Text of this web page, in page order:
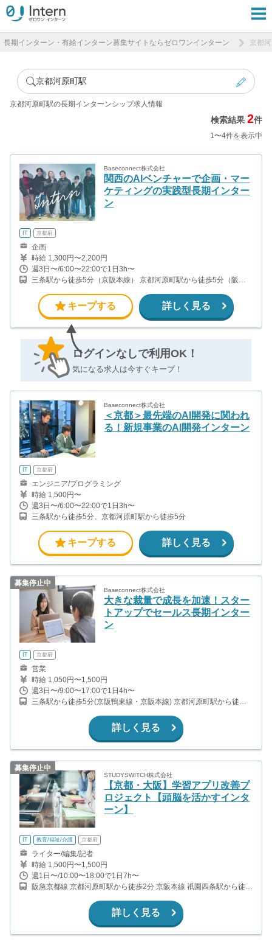
長期インターン・有給インターン募集サイトならゼロワンインターン 京都
京都河原町駅
京都河原町駅の長期インターンシップ求人情報
検索結果2件
1〜4件を表示中
Baseconnect株式会社
関西のAIベンチャーで企画・マー
ケティングの実践型長期インター
ン
IT 京都府
企画
時給 1,300円〜2,200円
週3日〜/6:00〜22:00で1日3h〜
三条駅から徒歩5分（京阪本線） 京都河原町駅から徒歩5分（阪急
キープする 詳しく見る
ログインなしで利用OK！
気になる求人は今すぐキープ！
Baseconnect株式会社
＜京都＞最先端のAI開発に関われ
る！新規事業のAI開発インターン
IT 京都府
エンジニア/プログラミング
時給 1,500円〜
週3日〜/6:00〜22:00で1日3h〜
三条駅から徒歩5分、京都河原町駅から徒歩5分
キープする 詳しく見る
募集停止中
Baseconnect株式会社
大きな裁量で成長を加速！スター
トアップでセールス長期インター
ン
IT 京都府
営業
時給 1,050円〜1,500円
週3日〜/9:00〜17:00で1日4h〜
三条駅から徒歩5分(京阪鴨東線・京阪本線) 京都河原町駅から徒歩5
詳しく見る
募集停止中
STUDYSWITCH株式会社
【京都・大阪】学習アプリ改善プ
ロジェクト【頭脳を活かすインタ
ーン】
IT 教育/福祉/介護 京都府
ライター/編集/記者
時給 1,500円〜1,500円
週1日〜/10:00〜18:00で1日7h〜
阪急京都線 京都河原町駅から徒歩2分 京阪本線 祇園四条駅から徒歩
業務の際は上記のシェアオフィスを使用しています
詳しく見る